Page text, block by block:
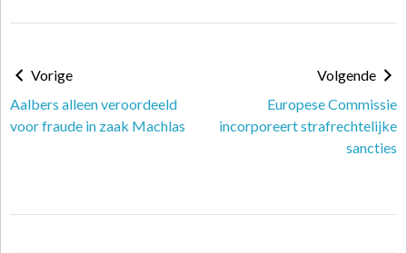
Vorige
Aalbers alleen veroordeeld
voor fraude in zaak Machlas
Volgende
Europese Commissie
incorporeert strafrechtelijke
sancties